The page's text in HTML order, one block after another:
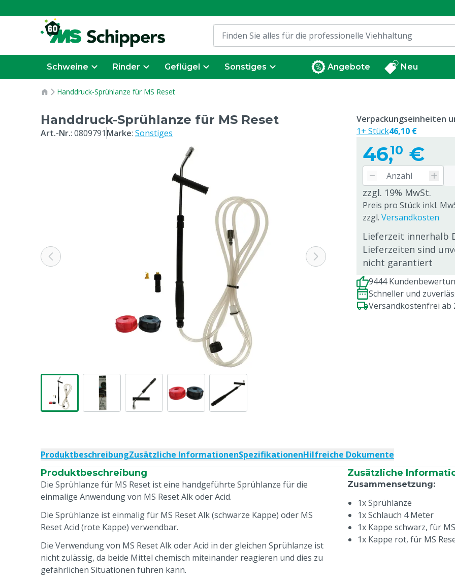
Schweine Rinder Geflügel Sonstiges Angebote Neu
Handdruck-Sprühlanze für MS Reset
Handdruck-Sprühlanze für MS Reset
Art.-Nr.: 0809791 Marke: Sonstiges
46,10 €
zzgl. 19% MwSt.
Preis pro Stück inkl.
zzgl. Versandkosten
Lieferzeit innerhalb
Lieferzeiten sind
nicht garantiert
Verpackungseinheiten
1+ Stück46,10 €
9444
Schneller und
Versandkostenfrei ab
ProduktbeschreibungZusätzliche InformationenSpezifikationenHilfreiche Dokumente
Produktbeschreibung
Die Sprühlanze für MS Reset ist eine handgeführte Sprühlanze für die
einmalige Anwendung von MS Reset Alk oder Acid.
Die Sprühlanze ist einmalig für MS Reset Alk (schwarze Kappe) oder MS
Reset Acid (rote Kappe) verwendbar.
Die Verwendung von MS Reset Alk oder Acid in der gleichen Sprühlanze ist
nicht zulässig, da beide Mittel chemisch miteinander reagieren und dies zu
gefährlichen Situationen führen kann.
Zusätzliche
Zusammensetzung:
1x Sprühlanze
1x Schlauch 4 Meter
1x Kappe schwarz, für
1x Kappe rot, für MS